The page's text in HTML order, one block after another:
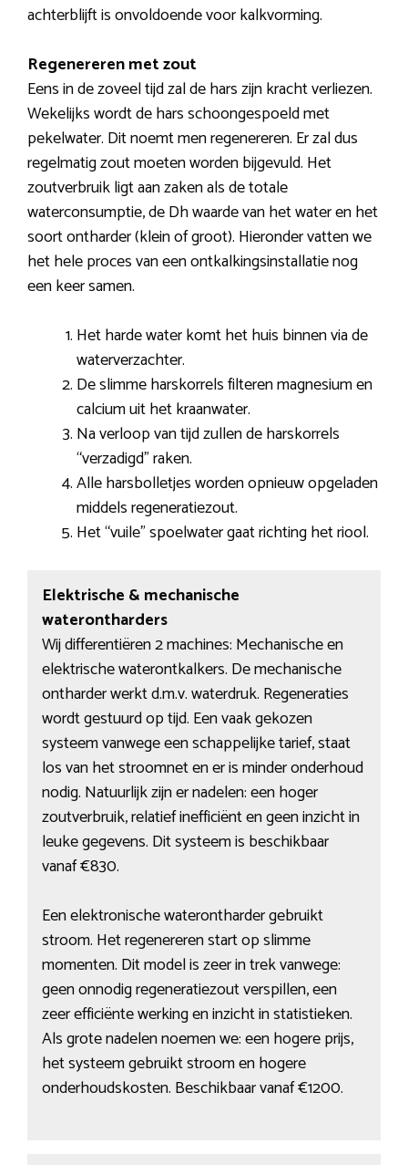
achterblijft is onvoldoende voor kalkvorming.
Regenereren met zout
Eens in de zoveel tijd zal de hars zijn kracht verliezen.
Wekelijks wordt de hars schoongespoeld met
pekelwater. Dit noemt men regenereren. Er zal dus
regelmatig zout moeten worden bijgevuld. Het
zoutverbruik ligt aan zaken als de totale
waterconsumptie, de Dh waarde van het water en het
soort ontharder (klein of groot). Hieronder vatten we
het hele proces van een ontkalkingsinstallatie nog
een keer samen.
Het harde water komt het huis binnen via de
waterverzachter.
De slimme harskorrels filteren magnesium en
calcium uit het kraanwater.
Na verloop van tijd zullen de harskorrels
“verzadigd” raken.
Alle harsbolletjes worden opnieuw opgeladen
middels regeneratiezout.
Het “vuile” spoelwater gaat richting het riool.
Elektrische & mechanische
waterontharders
Wij differentiëren 2 machines: Mechanische en
elektrische waterontkalkers. De mechanische
ontharder werkt d.m.v. waterdruk. Regeneraties
wordt gestuurd op tijd. Een vaak gekozen
systeem vanwege een schappelijke tarief, staat
los van het stroomnet en er is minder onderhoud
nodig. Natuurlijk zijn er nadelen: een hoger
zoutverbruik, relatief inefficiënt en geen inzicht in
leuke gegevens. Dit systeem is beschikbaar
vanaf €830.
Een elektronische waterontharder gebruikt
stroom. Het regenereren start op slimme
momenten. Dit model is zeer in trek vanwege:
geen onnodig regeneratiezout verspillen, een
zeer efficiënte werking en inzicht in statistieken.
Als grote nadelen noemen we: een hogere prijs,
het systeem gebruikt stroom en hogere
onderhoudskosten. Beschikbaar vanaf €1200.